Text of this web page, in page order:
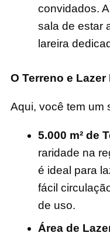
convidados.
sala de estar
lareira
O Terreno e
Aqui, você tem um
5.000 m² de
raridade na
é ideal para
fácil
de uso.
Área de